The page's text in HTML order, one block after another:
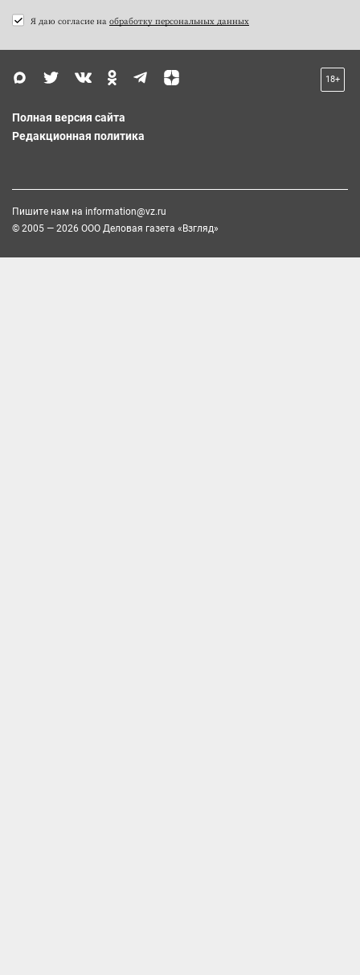
Я даю согласие на обработку персональных данных
18+
Полная версия сайта
Редакционная политика
Пишите нам на information@vz.ru
© 2005 — 2026 ООО Деловая газета «Взгляд»